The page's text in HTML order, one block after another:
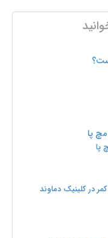
مچ پا
پا
در کلینیک دماوند